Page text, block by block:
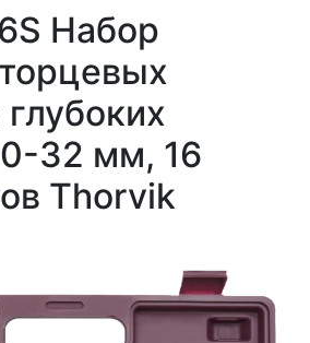
Набор
32 мм, 16
Thorvik